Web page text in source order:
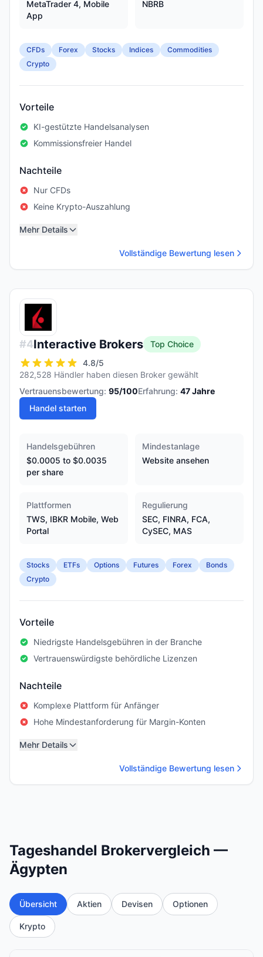
MetaTrader 4, Mobile
App
NBRB
CFDs Forex Stocks Indices
Commodities
Crypto
Vorteile
KI-gestützte Handelsanalysen
Kommissionsfreier Handel
Nachteile
Nur CFDs
Keine Krypto-Auszahlung
Mehr Details
Vollständige Bewertung lesen
#4Interactive Brokers
Top Choice
4.8/5
282,528 Händler haben diesen Broker gewählt
Vertrauensbewertung: 95/100Erfahrung: 47Jahre
Handel starten
Handelsgebühren
$0.0005 to $0.0035
per share
Mindestanlage
Website ansehen
Plattformen
TWS, IBKR Mobile, Web
Portal
Regulierung
SEC, FINRA, FCA,
CySEC, MAS
Stocks ETFs Options Futures Forex
Bonds
Crypto
Vorteile
Niedrigste Handelsgebühren in der Branche
Vertrauenswürdigste behördliche Lizenzen
Nachteile
Komplexe Plattform für Anfänger
Hohe Mindestanforderung für Margin-Konten
Mehr Details
Vollständige Bewertung lesen
Tageshandel Brokervergleich —
Ägypten
Übersicht Aktien Devisen Optionen
Krypto